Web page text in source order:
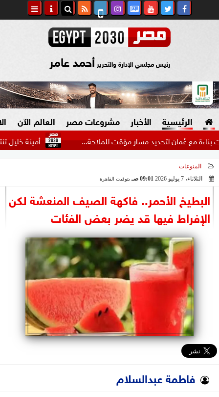
رئيس مجلسي الإدارة والتحرير أحمد عامر
الرئيسية الأخبار
السياسة
الرئاسة
البرلمان
الوزارات
الأحزاب
مشروعات مصر العالم الآن
أمينة خليل تنتهي عُمان لتحديد مسار مؤقت للملاحة...
المنوعات
الثلاثاء، 7 يوليو 2026
09:01 صـ بتوقيت القاهرة
البطيخ الأحمر.. فاكهة الصيف المنعشة لكن
الإفراط فيها قد يضر بعض الفئات
فاطمة عبدالسلام